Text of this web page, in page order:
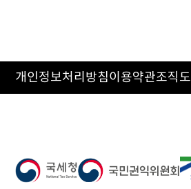
개인정보처리방침이용약관조직도